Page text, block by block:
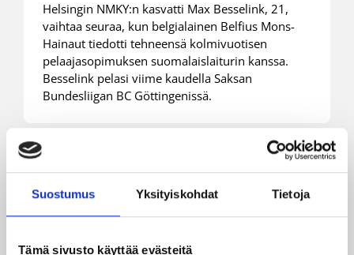
Suostumus Yksityiskohdat Tietoja
Tämä sivusto käyttää evästeitä
Helsingin NMKY:n kasvatti Max Besselink, 21,
vaihtaa seuraa, kun belgialainen Belfius Mons-
Hainaut tiedotti tehneensä kolmivuotisen
pelaajasopimuksen suomalaislaiturin kanssa.
Besselink pelasi viime kaudella Saksan
Bundesliigan BC Göttingenissä.